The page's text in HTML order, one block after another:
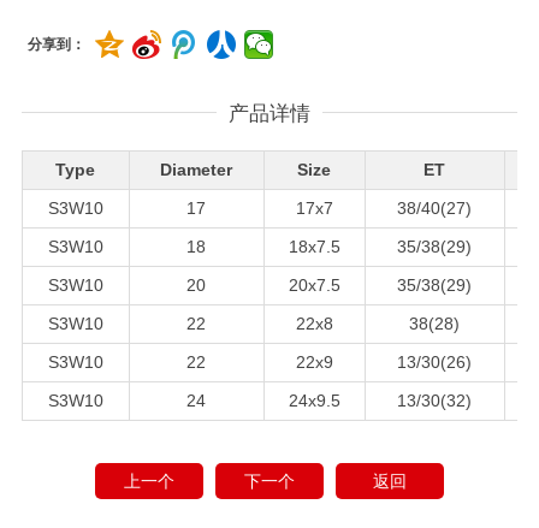
分享到：
产品详情
Type Diameter Size ET
S3W10
17 17x7 38/40(27)
S3W10
18 18x7.5 35/38(29)
S3W10
20 20x7.5 35/38(29)
S3W10
22 22x8 38(28)
S3W10
22 22x9 13/30(26)
S3W10
24 24x9.5 13/30(32)
上一个 下一个 返回